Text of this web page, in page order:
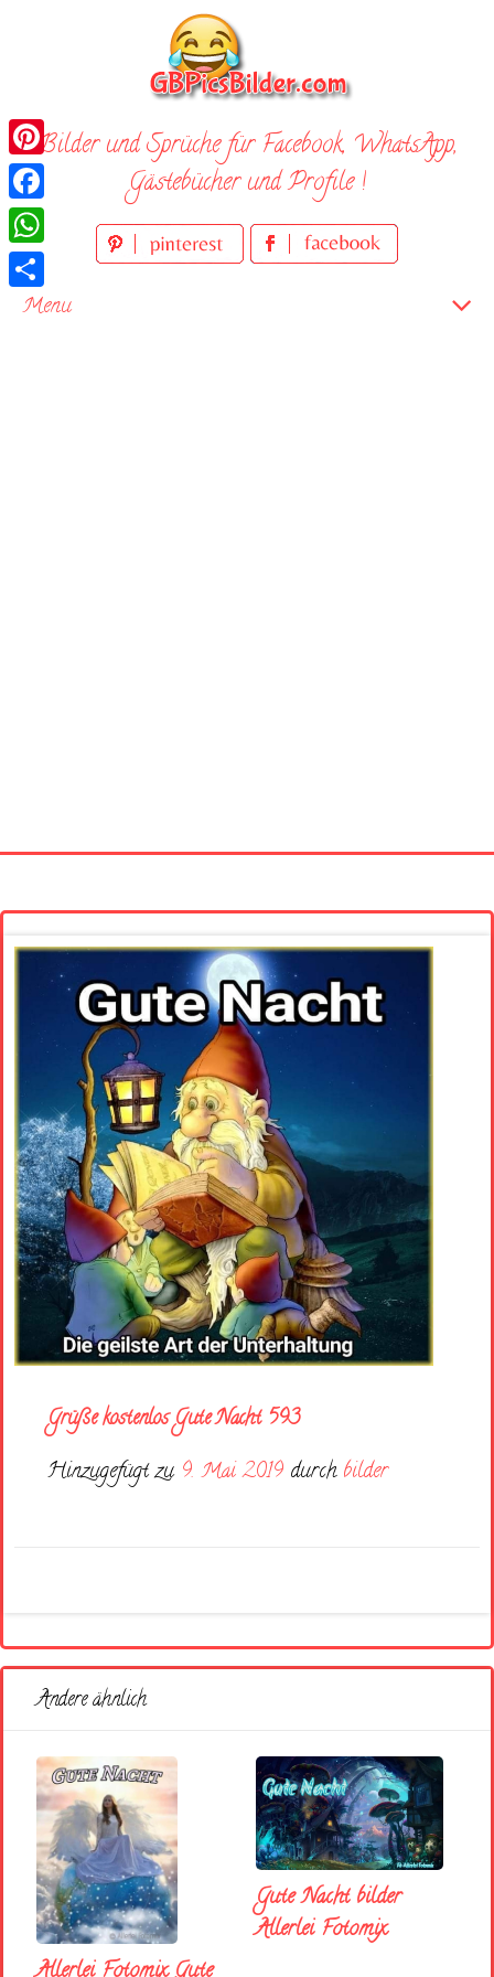
Bilder und Sprüche für Facebook, WhatsApp,
Gästebücher und Profile !
Menu
Grüße kostenlos Gute Nacht 593
Hinzugefügt zu 9. Mai 2019 durch bilder
Andere ähnlich
Gute Nacht bilder
Allerlei Fotomix
Pinterest
Facebook
WhatsApp
Teilen